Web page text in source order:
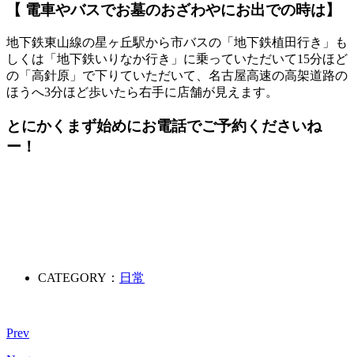
【 電車やバスでお墓のおざわやにお出での時は】
地下鉄東山線の星ヶ丘駅から市バスの「地下鉄植田行き」も
しくは「地下鉄いりなか行き」に乗っていただいて15分ほど
の「高針原」で下りていただいて、名古屋高速の高架道路の
ほうへ3分ほど歩いたら右手に店舗が見えます。
とにかく まず始めにお電話でご予約くださいね
ー！
CATEGORY： 日常
Prev